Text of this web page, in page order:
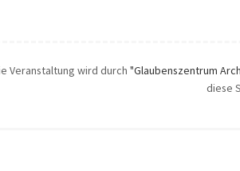
Veranstaltung wird durch"Glaubenszentrum
diese